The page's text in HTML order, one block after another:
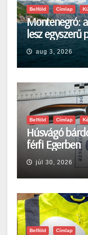
Belföld Címlap
Montenegró:
lesz egyszerű
aug 3, 2026
Belföld Címlap
Húsvágó
férfi Egerben
júl 30, 2026
Belföld Címlap